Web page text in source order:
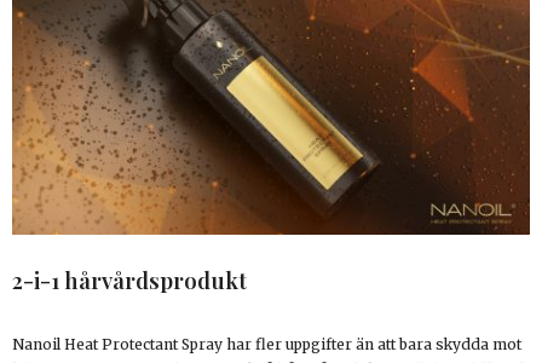
2-i-1 hårvårdsprodukt
Nanoil Heat Protectant Spray har fler uppgifter än att bara skydda mot